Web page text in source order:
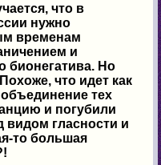
что в
нужно
временам
и
бионегатива. Но
что идет как
тех
и погубили
видом гласности и
то большая